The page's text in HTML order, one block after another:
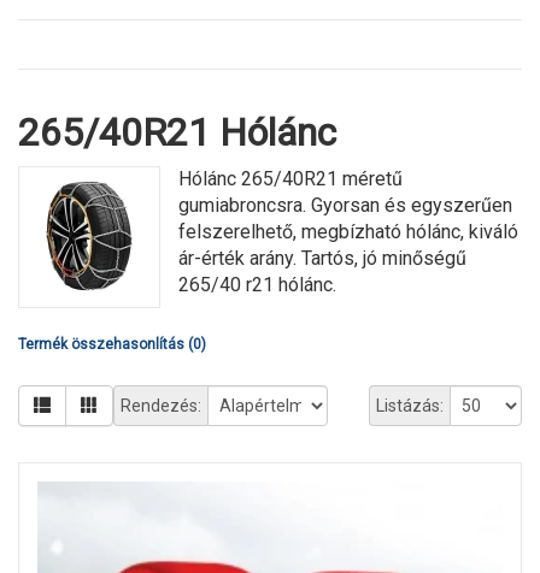
265/40R21 Hólánc
Hólánc 265/40R21 méretű
gumiabroncsra. Gyorsan és egyszerűen
felszerelhető, megbízható hólánc, kiváló
ár-érték arány. Tartós, jó minőségű
265/40 r21 hólánc.
Termék összehasonlítás (0)
Listázás:
Rendezés: